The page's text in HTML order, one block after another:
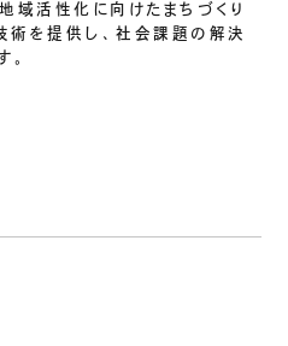
域活性​化に向けたまちづくり
術を提供し、社会課題の解決
。